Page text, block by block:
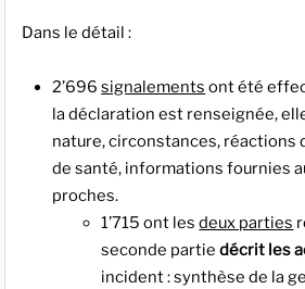
Dans le détail :
2’696signalements ont été
la déclaration est renseignée,
nature, circonstances, réactions
de santé, informations fournies
proches.
1’715 ont lesdeux parties
seconde partiedécrit les
incident : synthèse de la